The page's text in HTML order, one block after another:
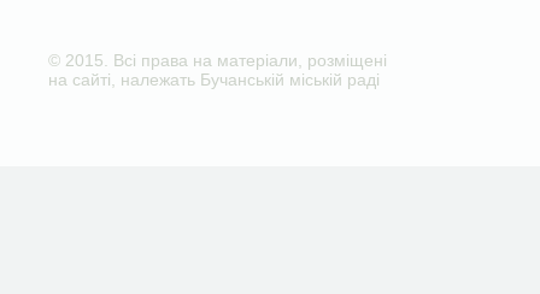
© 2015. Всі права на матеріали, розміщені
на сайті, належать Бучанській міській раді